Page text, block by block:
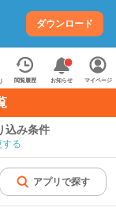
ダウンロード
閲覧履歴 お知らせ マイページ
込み条件
する
アプリで探す